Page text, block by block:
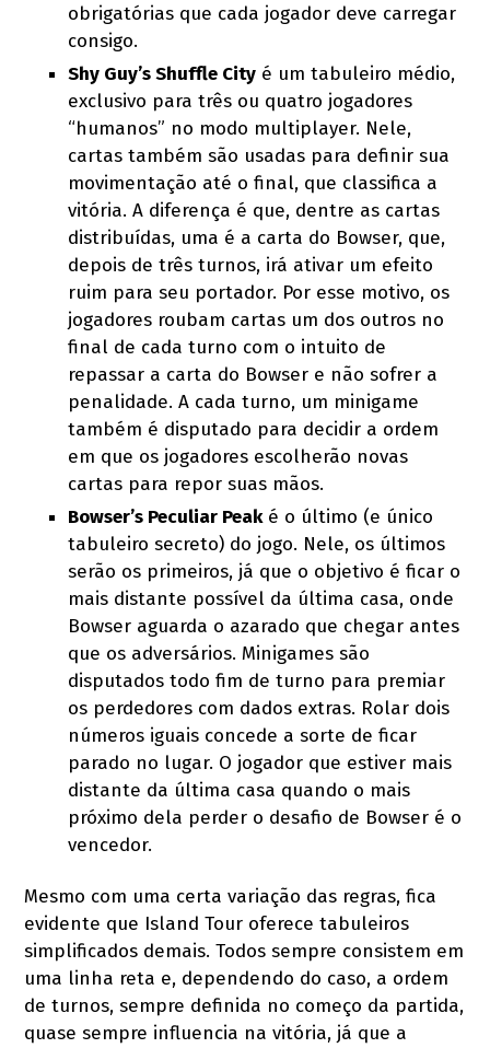
obrigatórias que cada jogador deve carregar
consigo.
Shy Guy’s Shuffle City é um tabuleiro médio,
exclusivo para três ou quatro jogadores
“humanos” no modo multiplayer. Nele,
cartas também são usadas para definir sua
movimentação até o final, que classifica a
vitória. A diferença é que, dentre as cartas
distribuídas, uma é a carta do Bowser, que,
depois de três turnos, irá ativar um efeito
ruim para seu portador. Por esse motivo, os
jogadores roubam cartas um dos outros no
final de cada turno com o intuito de
repassar a carta do Bowser e não sofrer a
penalidade. A cada turno, um minigame
também é disputado para decidir a ordem
em que os jogadores escolherão novas
cartas para repor suas mãos.
Bowser’s Peculiar Peaké o último (e único
tabuleiro secreto) do jogo. Nele, os últimos
serão os primeiros, já que o objetivo é ficar o
mais distante possível da última casa, onde
Bowser aguarda o azarado que chegar antes
que os adversários. Minigames são
disputados todo fim de turno para premiar
os perdedores com dados extras. Rolar dois
números iguais concede a sorte de ficar
parado no lugar. O jogador que estiver mais
distante da última casa quando o mais
próximo dela perder o desafio de Bowser é o
vencedor.
Mesmo com uma certa variação das regras, fica
evidente que Island Tour oferece tabuleiros
simplificados demais. Todos sempre consistem em
uma linha reta e, dependendo do caso, a ordem
de turnos, sempre definida no começo da partida,
quase sempre influencia na vitória, já que a